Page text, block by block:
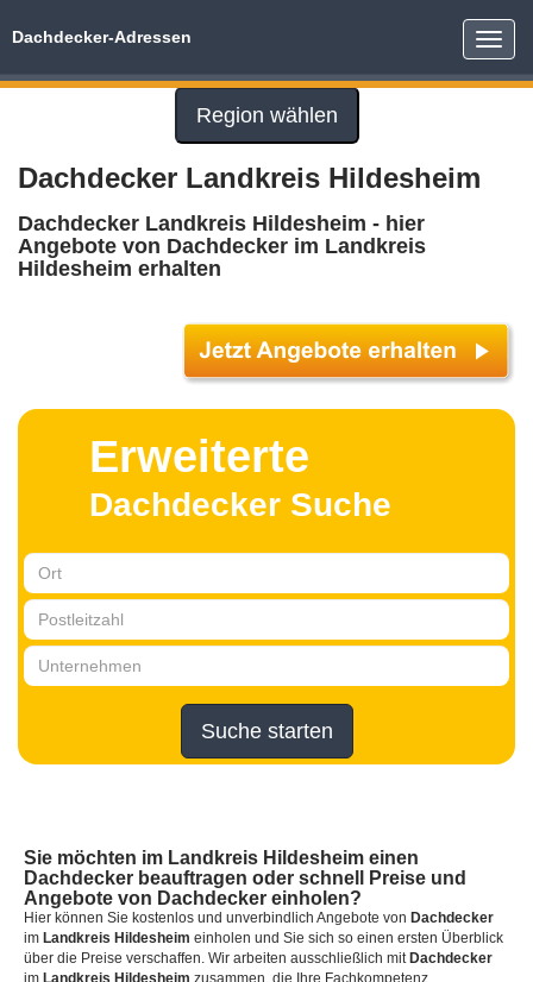
Toggle
Dachdecker-Adressen
Region wählen
Dachdecker Landkreis Hildesheim
Dachdecker Landkreis Hildesheim - hier
Angebote von Dachdecker im Landkreis
Hildesheim erhalten
Erweiterte
Dachdecker Suche
Suche starten
Sie möchten im Landkreis Hildesheim einen
Dachdecker beauftragen oder schnell Preise und
Angebote von Dachdecker einholen?
Hier können Sie kostenlos und unverbindlich Angebote von Dachdecker
im Landkreis Hildesheim einholen und Sie sich so einen ersten Überblick
über die Preise verschaffen. Wir arbeiten ausschließlich mit Dachdecker
im Landkreis Hildesheim zusammen, die Ihre Fachkompetenz